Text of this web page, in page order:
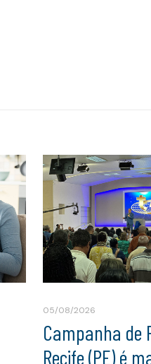
05/08/2026
Campanha de
Recife (PE) é